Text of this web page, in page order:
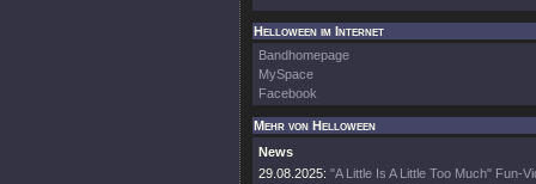
Helloween im Internet
Bandhomepage
MySpace
Facebook
Mehr von Helloween
News
29.08.2025: "A Little Is A Little Too Much" Fun-